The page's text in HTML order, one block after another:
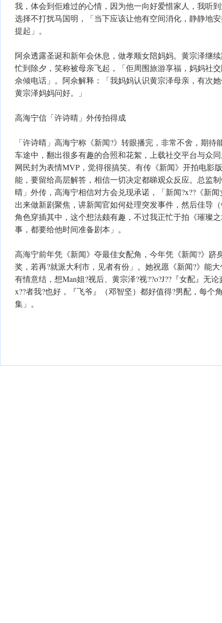
我，体会到佢难过的心情，因为他一向好爱惜家人，我听
选择不打扰马国明，「当下应该让他有空间消化，静静地
提起」。
阿佘透露圣诞和新年会休息，做孝顺女陪妈妈。黄宗泽继
忙到除夕，笑称被母亲飞起，「佢周围旅游享福，妈妈社
佘倾电话」。阿佘解释：「我妈妈认识黄宗泽母亲，有次
黄宗泽妈妈问好。」
高海宁信「许诗晴」外传拍得成
「许诗晴」高海宁称《新闻?》转眼播完，非常不舍，期
车途中，翻出很多有趣的合照和花絮，上载社交平台与众
网民封为表情MVP，觉得很搞笑。有传《新闻》开拍电影
能，要留给高层解答，相信一切决定都睇观众反应。总监
晴」外传，高海宁相信对方会兑现承诺，「新闻?x??《新
出来做新剧聚焦，讲新闻官如何处理突发事件，然后佳导
角色穿插其中，这个想法颇有趣，不过我正忙于拍《璀璨
事，都要给他时间准备剧本」。
高海宁前年凭《新闻》夺最佳女配角，今年凭《新闻?》跻
奖，若再?就派大利市，见者有份」。她祝愿《新闻?》能
有情意结，想Man姐?视后、黄宗泽?视??o?J??『女配』无
x??者我?也好，『飞爷』（邓智坚）都好值得?男配，每个
集」。